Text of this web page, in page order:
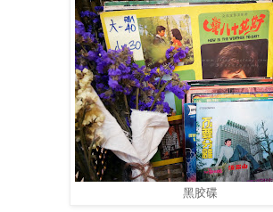
黑胶碟